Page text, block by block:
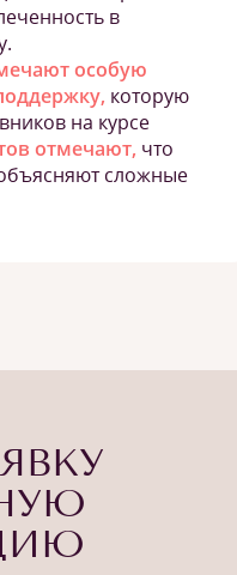
в
особую
которую
на курсе
отмечают, что
сложные